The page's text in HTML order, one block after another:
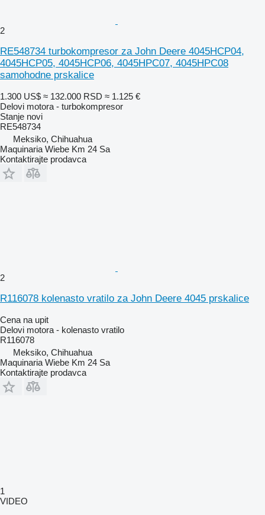
2
RE548734 turbokompresor za John Deere 4045HCP04,
4045HCP05, 4045HCP06, 4045HPC07, 4045HPC08
samohodne prskalice
1.300 US$ ≈ 132.000 RSD ≈ 1.125 €
Delovi motora - turbokompresor
Stanje novi
RE548734
Meksiko, Chihuahua
Maquinaria Wiebe Km 24 Sa
Kontaktirajte prodavca
2
R116078 kolenasto vratilo za John Deere 4045 prskalice
Cena na upit
Delovi motora - kolenasto vratilo
R116078
Meksiko, Chihuahua
Maquinaria Wiebe Km 24 Sa
Kontaktirajte prodavca
1
VIDEO